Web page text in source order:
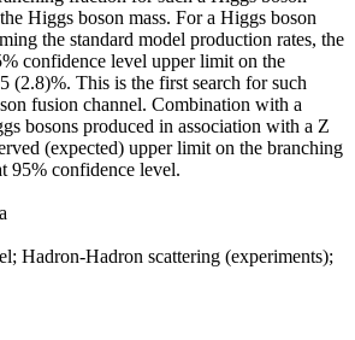
Higgs boson mass. For a Higgs boson
the standard model production rates, the
confidence level upper limit on the
(2.8)%. This is the first search for such
fusion channel. Combination with a
bosons produced in association with a Z
(expected) upper limit on the branching
95% confidence level.
Hadron-Hadron scattering (experiments);